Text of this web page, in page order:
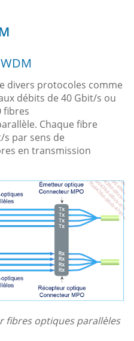
divers protocoles comme
débits de 40 Gbit/s ou
fibres
Chaque fibre
par sens de
en transmission
fibres optiques parallèles